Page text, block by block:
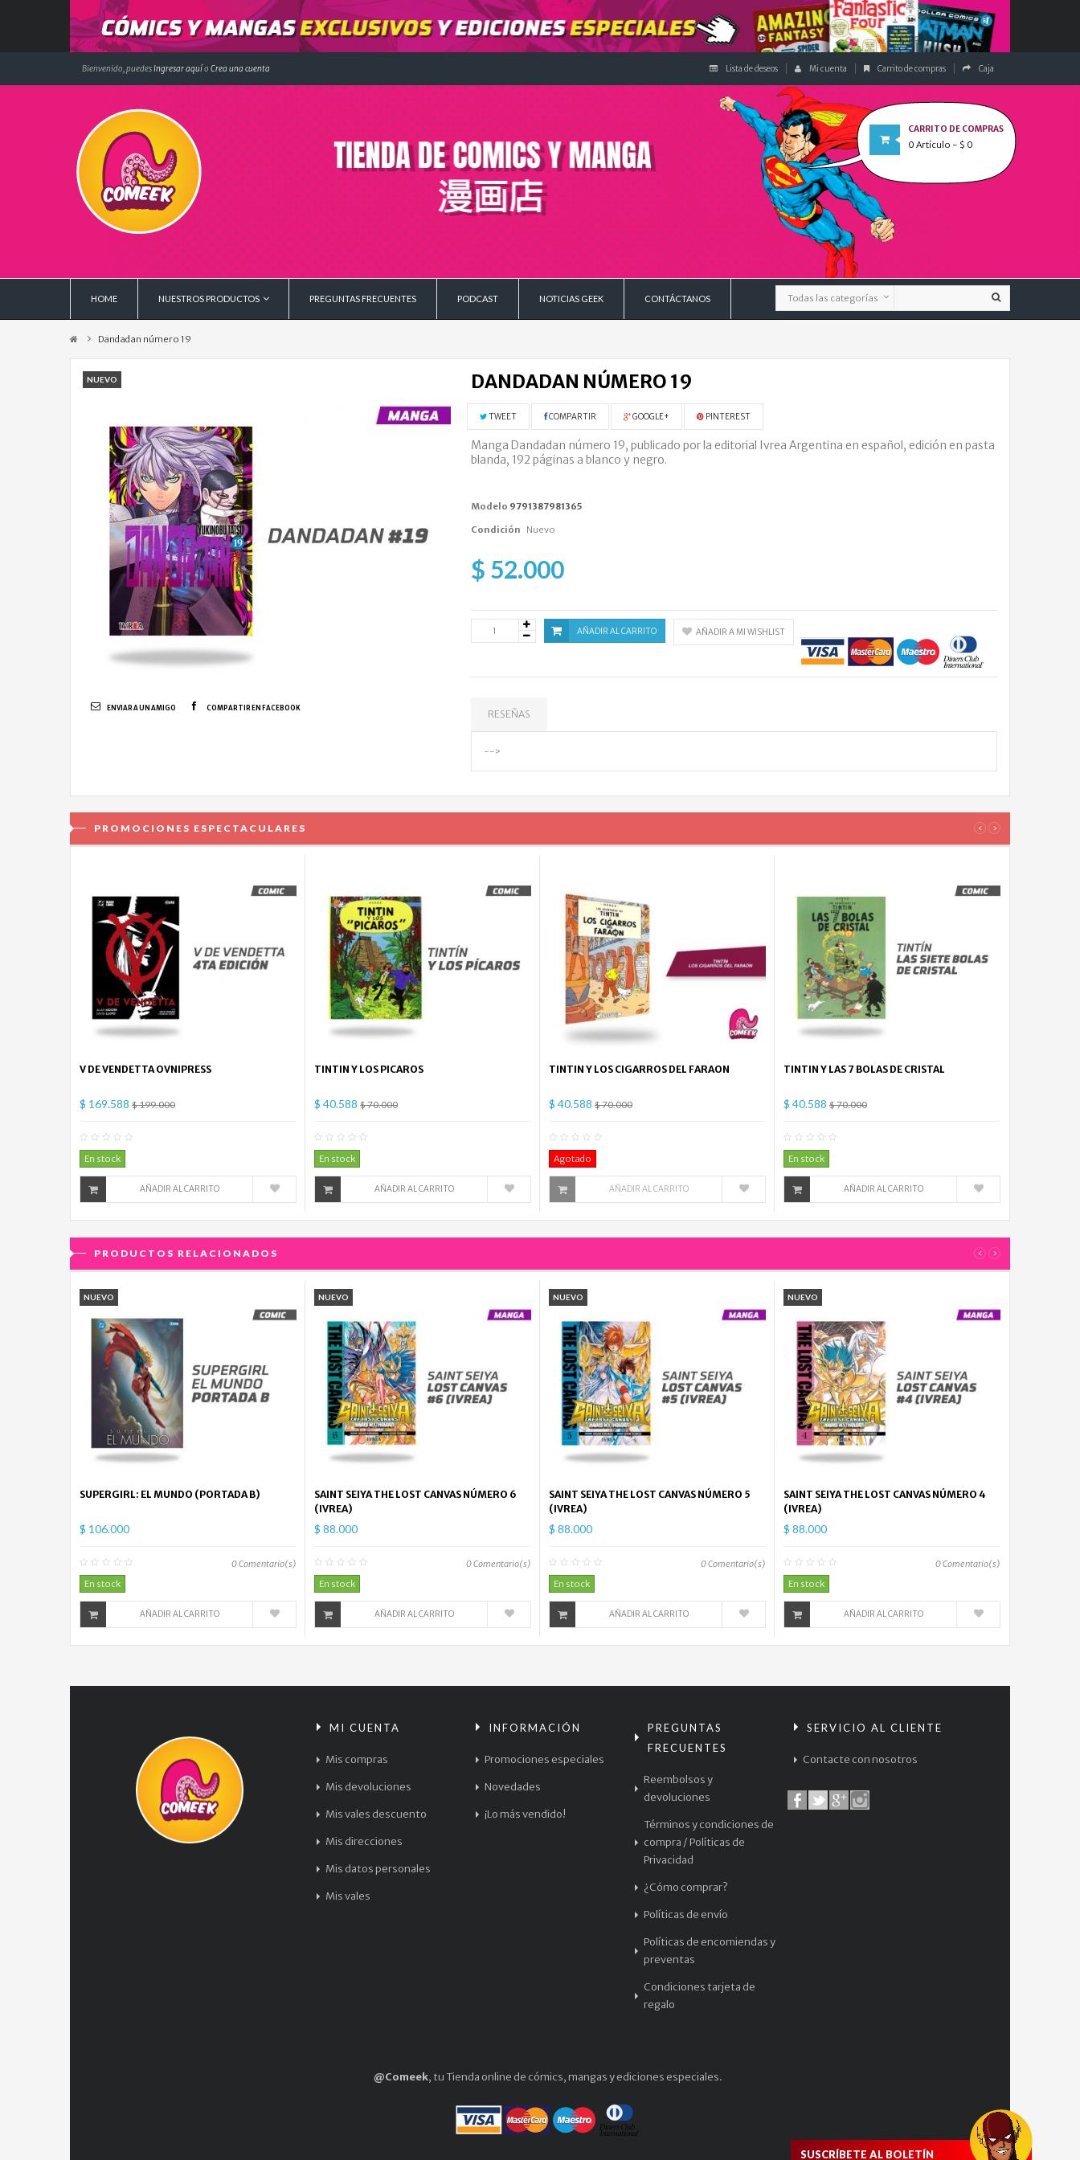
Bienvenido, puedesIngresar aquío Crea una cuenta Lista de deseos Mi cuenta Carrito de compras Caja
CARRITO DE COMPRAS
0 Artículo - $ 0
HOME NUESTROS PRODUCTOS PREGUNTAS FRECUENTES PODCAST NOTICIAS GEEK CONTÁCTANOS
Dandadan número 19
NUEVO
ENVIAR A UN AMIGO COMPARTIR EN FACEBOOK
DANDADAN NÚMERO 19
TWEET COMPARTIR GOOGLE+ PINTEREST
Manga Dandadan número 19, publicado por la editorial Ivrea Argentina en español, edición en pasta
blanda, 192 páginas a blanco y negro.
Modelo 9791387981365
Condición Nuevo
$ 52.000
AÑADIR AL CARRITO AÑADIR A MI WISHLIST
RESEÑAS
-->
PROMOCIONES ESPECTACULARES ‹ ›
V DE VENDETTA OVNIPRESS
$ 169.588 $ 199.000
En stock
AÑADIR AL CARRITO
TINTIN Y LOS PICAROS
$ 40.588 $ 70.000
En stock
AÑADIR AL CARRITO
TINTIN Y LOS CIGARROS DEL FARAON
$ 40.588 $ 70.000
Agotado
AÑADIR AL CARRITO
TINTIN Y LAS 7 BOLAS DE CRISTAL
$ 40.588 $ 70.000
En stock
AÑADIR AL CARRITO
PRODUCTOS RELACIONADOS ‹ ›
NUEVO
SUPERGIRL: EL MUNDO (PORTADA B)
$ 106.000
0Comentario(s)
En stock
AÑADIR AL CARRITO
NUEVO
SAINT SEIYA THE LOST CANVAS NÚMERO 6
(IVREA)
$ 88.000
0Comentario(s)
En stock
AÑADIR AL CARRITO
NUEVO
SAINT SEIYA THE LOST CANVAS NÚMERO 5
(IVREA)
$ 88.000
0Comentario(s)
En stock
AÑADIR AL CARRITO
NUEVO
SAINT SEIYA THE LOST CANVAS NÚMERO 4
(IVREA)
$ 88.000
0Comentario(s)
En stock
AÑADIR AL CARRITO
MI CUENTA
Mis compras
Mis devoluciones
Mis vales descuento
Mis direcciones
Mis datos personales
Mis vales
INFORMACIÓN
Promociones especiales
Novedades
¡Lo más vendido!
PREGUNTAS
FRECUENTES
Reembolsos y
devoluciones
Términos y condiciones de
compra / Políticas de
Privacidad
¿Cómo comprar?
Políticas de envío
Políticas de encomiendas y
preventas
Condiciones tarjeta de
regalo
SERVICIO AL CLIENTE
Contacte con nosotros
SUSCRÍBETE AL BOLETÍN
@Comeek, tu Tienda online de cómics, mangas y ediciones especiales.